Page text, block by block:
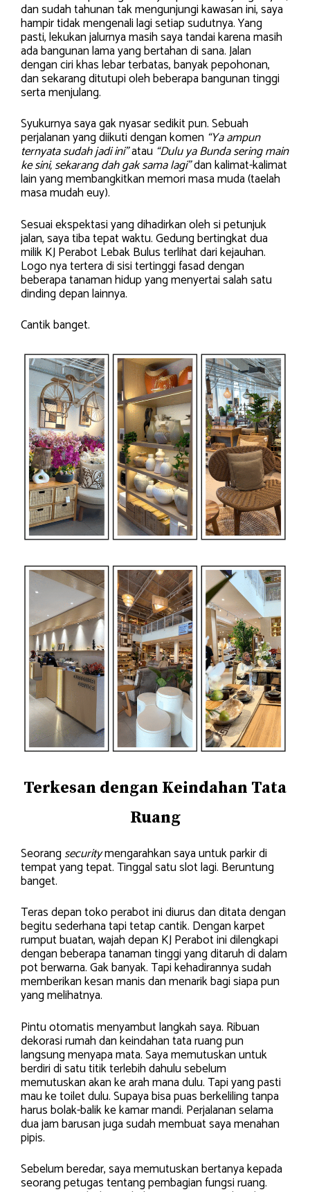
dan sudah tahunan tak mengunjungi kawasan ini, saya
hampir tidak mengenali lagi setiap sudutnya. Yang
pasti, lekukan jalurnya masih saya tandai karena masih
ada bangunan lama yang bertahan di sana. Jalan
dengan ciri khas lebar terbatas, banyak pepohonan,
dan sekarang ditutupi oleh beberapa bangunan tinggi
serta menjulang.
Syukurnya saya gak nyasar sedikit pun. Sebuah
perjalanan yang diikuti dengan komen “Ya ampun
ternyata sudah jadi ini”atau “Dulu ya Bunda sering main
ke sini, sekarang dah gak sama lagi”dan kalimat-kalimat
lain yang membangkitkan memori masa muda (taelah
masa mudah euy).
Sesuai ekspektasi yang dihadirkan oleh si petunjuk
jalan, saya tiba tepat waktu. Gedung bertingkat dua
milik KJ Perabot Lebak Bulus terlihat dari kejauhan.
Logo nya tertera di sisi tertinggi fasad dengan
beberapa tanaman hidup yang menyertai salah satu
dinding depan lainnya.
Cantik banget.
Terkesan dengan Keindahan Tata
Ruang
Seorang securitymengarahkan saya untuk parkir di
tempat yang tepat. Tinggal satu slot lagi. Beruntung
banget.
Teras depan toko perabot ini diurus dan ditata dengan
begitu sederhana tapi tetap cantik. Dengan karpet
rumput buatan, wajah depan KJ Perabot ini dilengkapi
dengan beberapa tanaman tinggi yang ditaruh di dalam
pot berwarna. Gak banyak. Tapi kehadirannya sudah
memberikan kesan manis dan menarik bagi siapa pun
yang melihatnya.
Pintu otomatis menyambut langkah saya. Ribuan
dekorasi rumah dan keindahan tata ruang pun
langsung menyapa mata. Saya memutuskan untuk
berdiri di satu titik terlebih dahulu sebelum
memutuskan akan ke arah mana dulu. Tapi yang pasti
mau ke toilet dulu. Supaya bisa puas berkeliling tanpa
harus bolak-balik ke kamar mandi. Perjalanan selama
dua jam barusan juga sudah membuat saya menahan
pipis.
Sebelum beredar, saya memutuskan bertanya kepada
seorang petugas tentang pembagian fungsi ruang.